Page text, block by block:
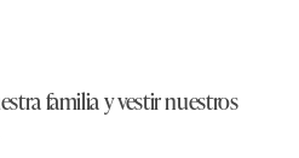
familia y vestir nuestros